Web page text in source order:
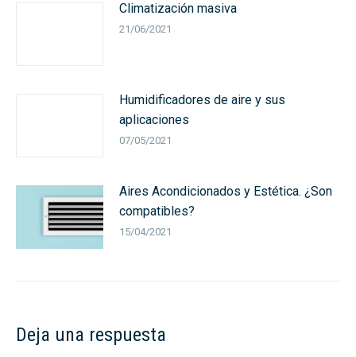
Climatización masiva
21/06/2021
Humidificadores de aire y sus
aplicaciones
07/05/2021
Aires Acondicionados y Estética. ¿Son
compatibles?
15/04/2021
Deja una respuesta